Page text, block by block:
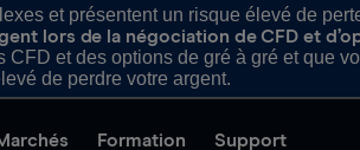
et présentent un risque élevé de
lors de la négociation de CFD et
et des options de gré à gré et que
de perdre votre argent.
Formation Support